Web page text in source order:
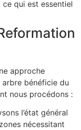
qui est essentiel
approche
bénéficie du
nous procédons :
l’état général
nécessitant